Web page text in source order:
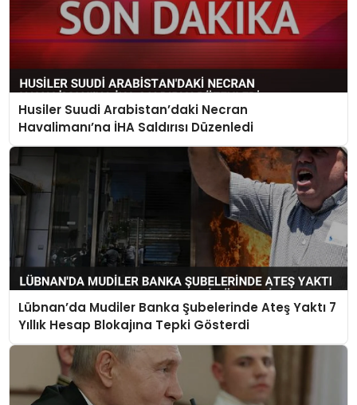
Husiler Suudi Arabistan’daki Necran
Havalimanı’na İHA Saldırısı Düzenledi
Lübnan’da Mudiler Banka Şubelerinde Ateş Yaktı 7
Yıllık Hesap Blokajına Tepki Gösterdi